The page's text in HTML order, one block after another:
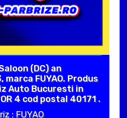
(DC) an
FUYAO. Produs
Auto Bucuresti in
4 cod postal 40171 .
: FUYAO